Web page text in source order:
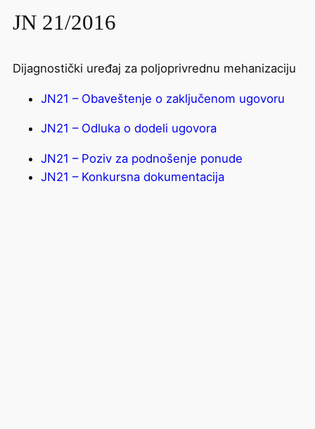
JN 21/2016
Dijagnostički uređaj za poljoprivrednu mehanizaciju
JN21 – Obaveštenje o zaključenom ugovoru
JN21 – Odluka o dodeli ugovora
JN21 – Poziv za podnošenje ponude
JN21 – Konkursna dokumentacija